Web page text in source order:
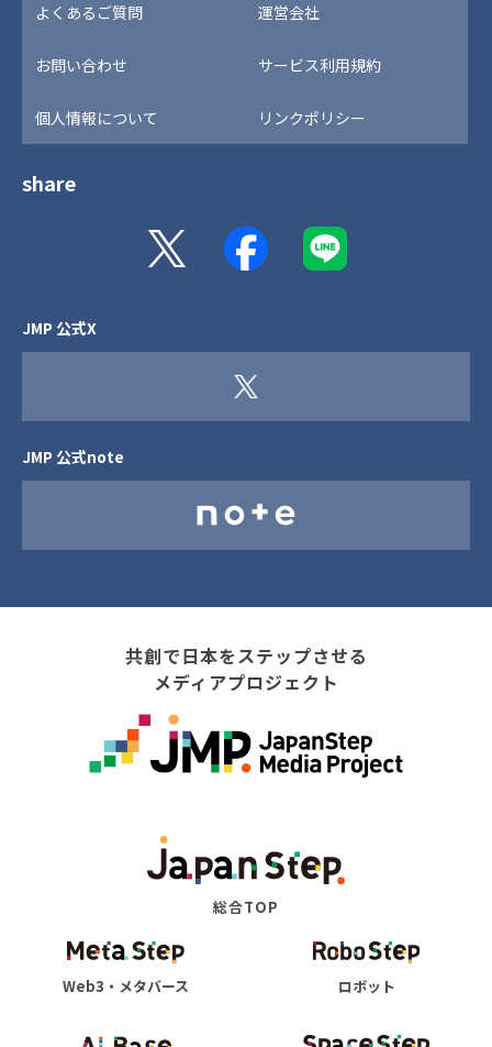
よくあるご質問 運営会社
お問い合わせ サービス利用規約
個人情報について リンクポリシー
share
JMP 公式X
JMP 公式note
共創で日本をステップさせる
メディアプロジェクト
総合TOP
Web3・メタバース ロボット